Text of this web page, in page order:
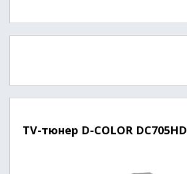
TV-тюнер D-COLOR DC705HD